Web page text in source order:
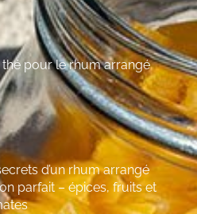
thé pour le rhum arrangé
d’un rhum arrangé
parfait – épices, fruits et